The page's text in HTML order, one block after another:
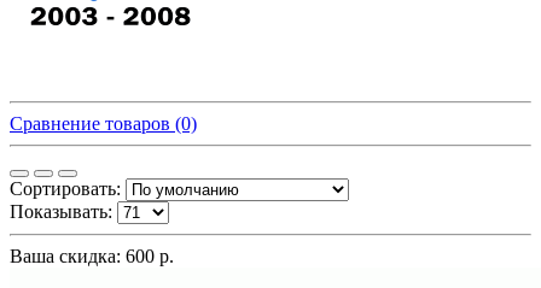
Сравнение товаров (0)
Сортировать:
Показывать:
Ваша скидка: 600 р.